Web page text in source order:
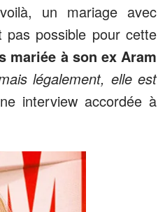
un mariage avec
pas possible pour cette
à son ex Aram
légalement, elle est
interview accordée à